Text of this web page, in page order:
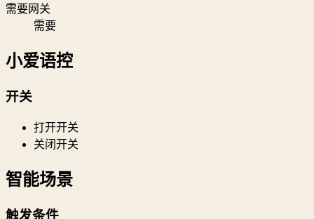
需要网关
需要
小爱语控
开关
打开开关
关闭开关
智能场景
触发条件